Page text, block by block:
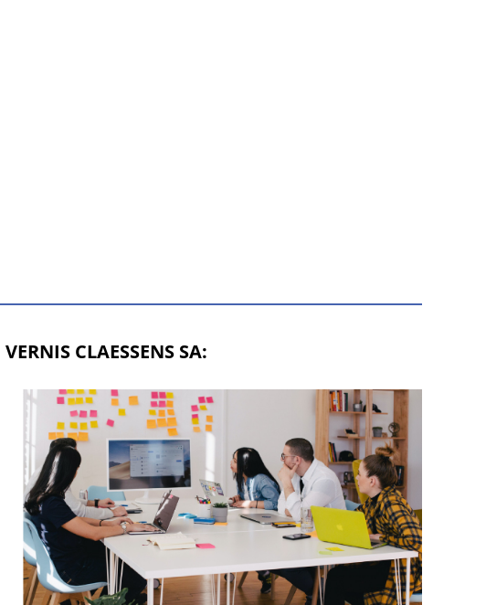
CLAESSENS SA: